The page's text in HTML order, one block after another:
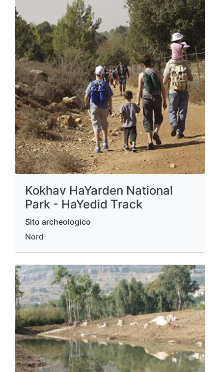
Kokhav HaYarden National
Park - HaYedid Track
Sito archeologico
Nord